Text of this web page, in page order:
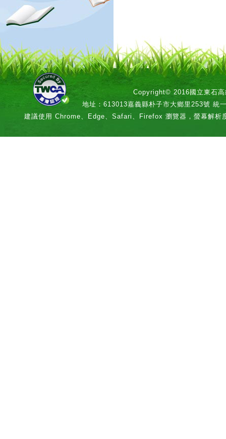
Copyright© 2016國立東石高
地址：613013嘉義縣朴子市大鄉里253號 統
建議使用 Chrome、Edge、Safari、Firefox 瀏覽器，螢幕解